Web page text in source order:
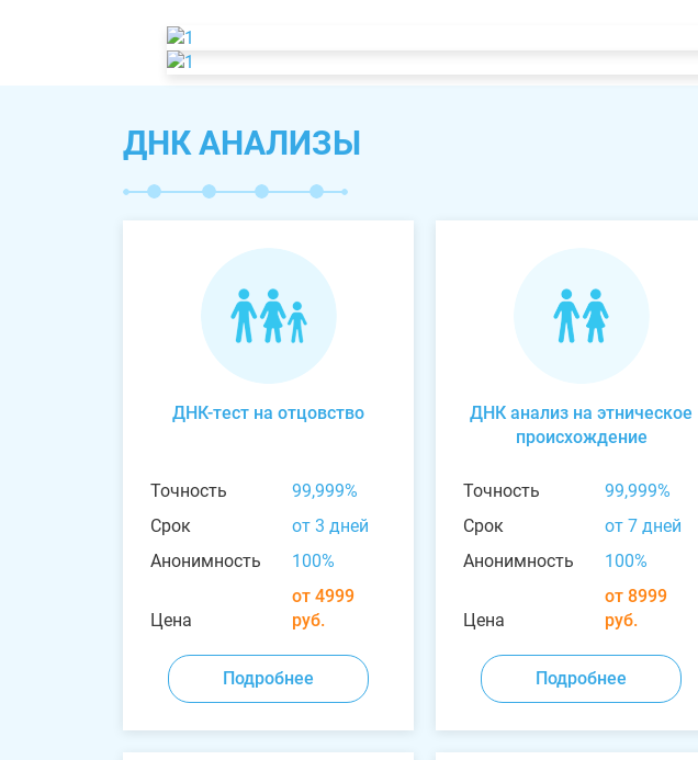
ДНК АНАЛИЗЫ
ДНК-тест на отцовство
Точность
99,999%
Срок
от 3 дней
Анонимность
100%
Цена
от 4999
руб.
Подробнее
ДНК анализ на этническое
происхождение
Точность
99,999%
Срок
от 7 дней
Анонимность
100%
Цена
от 8999
руб.
Подробнее